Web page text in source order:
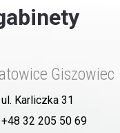
Giszowiec
ul. Karliczka 31
+48 32 205 50 69